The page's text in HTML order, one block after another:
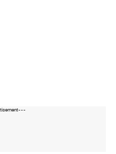
---Advertisement---